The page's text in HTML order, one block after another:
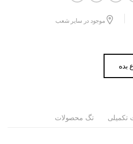
موجود در سایر شعب
بده
تکمیلی تگ محصولات